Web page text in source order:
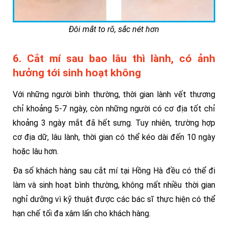
Đôi mắt to rõ, sắc nét hơn
6. Cắt mí sau bao lâu thì lành, có ảnh
hưởng tới sinh hoạt không
Với những người bình thường, thời gian lành vết thương
chỉ khoảng 5-7 ngày, còn những người có cơ địa tốt chỉ
khoảng 3 ngày mắt đã hết sưng. Tuy nhiên, trường hợp
cơ địa dữ, lâu lành, thời gian có thể kéo dài đến 10 ngày
hoặc lâu hơn.
Đa số khách hàng sau cắt mí tại Hồng Hà đều có thể đi
làm và sinh hoạt bình thường, không mất nhiều thời gian
nghỉ dưỡng vì kỹ thuật được các bác sĩ thực hiện có thể
hạn chế tối đa xâm lấn cho khách hàng.